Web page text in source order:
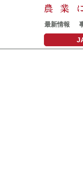
最新情報